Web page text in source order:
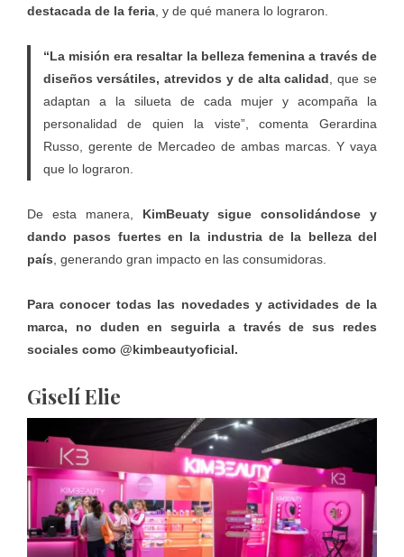
destacada de la feria , y de qué manera lo lograron.
“La misión era resaltar la belleza femenina a través de
diseños versátiles, atrevidos y de alta calidad , que se
adaptan a la silueta de cada mujer y acompaña la
personalidad de quien la viste”, comenta Gerardina
Russo, gerente de Mercadeo de ambas marcas. Y vaya
que lo lograron.
De esta manera, KimBeuaty sigue consolidándose y
dando pasos fuertes en la industria de la belleza del
país , generando gran impacto en las consumidoras.
Para conocer todas las novedades y actividades de la
marca, no duden en seguirla a través de sus redes
sociales como @kimbeautyoficial.
Giselí Elie